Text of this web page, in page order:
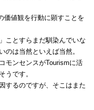
価値観を行動に顕すことを
ことすらまだ馴染んでいな
のは当然といえば当然。
モンセンスがTourismに活
うです。
するのですが、そこはまた